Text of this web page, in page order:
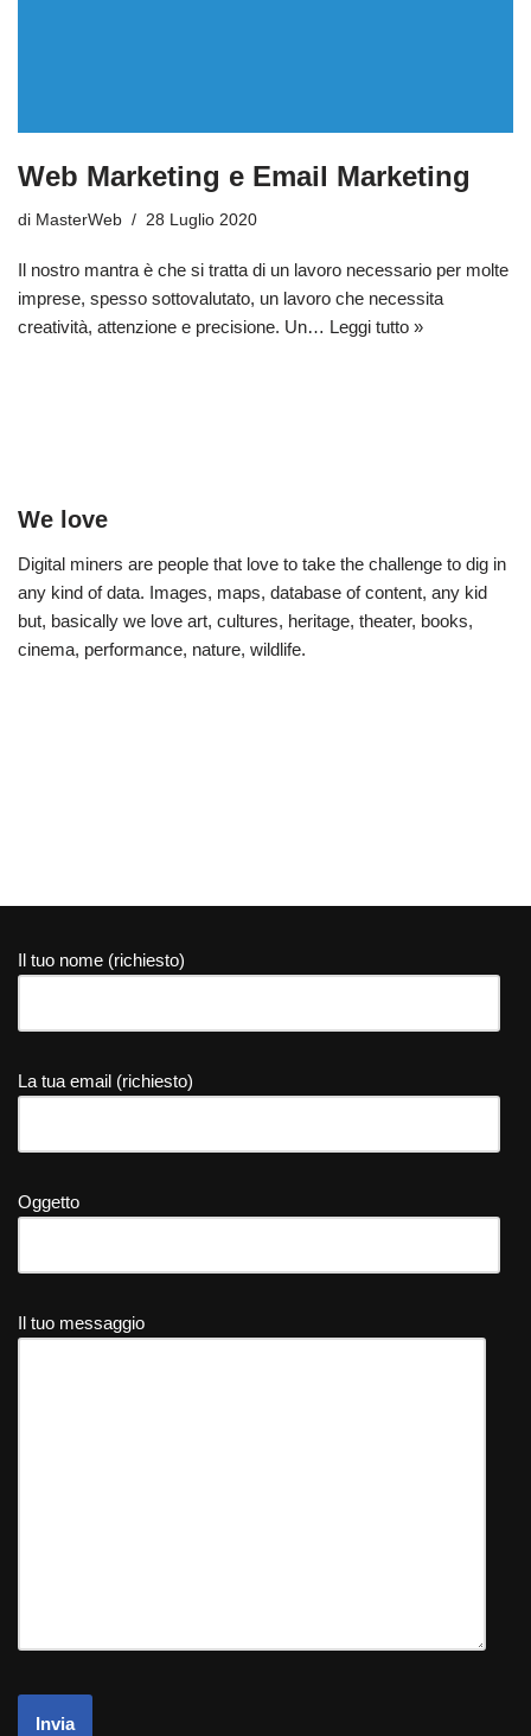
Web Marketing e Email Marketing
di MasterWeb 28 Luglio 2020
Il nostro mantra è che si tratta di un lavoro necessario per molte
imprese, spesso sottovalutato, un lavoro che necessita
creatività, attenzione e precisione. Un… Leggi tutto »
We love
Digital miners are people that love to take the challenge to dig in
any kind of data. Images, maps, database of content, any kid
but, basically we love art, cultures, heritage, theater, books,
cinema, performance, nature, wildlife.
Il tuo nome (richiesto)
La tua email (richiesto)
Oggetto
Il tuo messaggio